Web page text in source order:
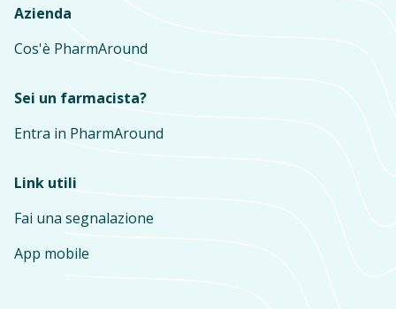
Azienda
Cos'è PharmAround
Sei un farmacista?
Entra in PharmAround
Link utili
Fai una segnalazione
App mobile